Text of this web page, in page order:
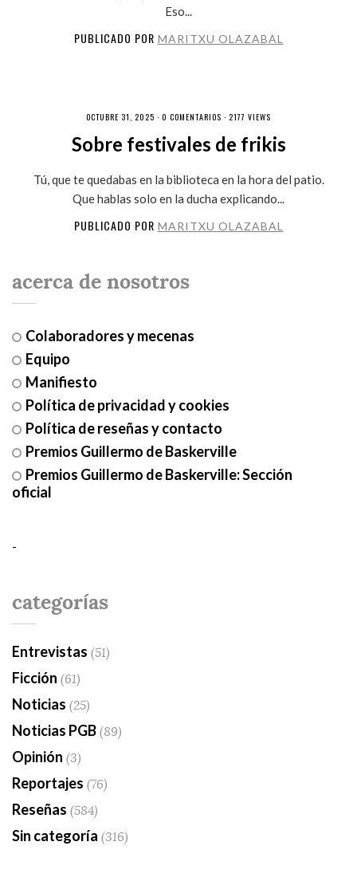
Eso...
PUBLICADO POR MARITXU OLAZABAL
OCTUBRE 31, 2025 · 0 COMENTARIOS · 2177 VIEWS
Sobre festivales de frikis
Tú, que te quedabas en la biblioteca en la hora del patio.
Que hablas solo en la ducha explicando...
PUBLICADO POR MARITXU OLAZABAL
acerca de nosotros
Colaboradores y mecenas
Equipo
Manifiesto
Política de privacidad y cookies
Política de reseñas y contacto
Premios Guillermo de Baskerville
Premios Guillermo de Baskerville: Sección
oficial
-
categorías
Entrevistas (51)
Ficción (61)
Noticias (25)
Noticias PGB(89)
Opinión (3)
Reportajes (76)
Reseñas (584)
Sin categoría (316)